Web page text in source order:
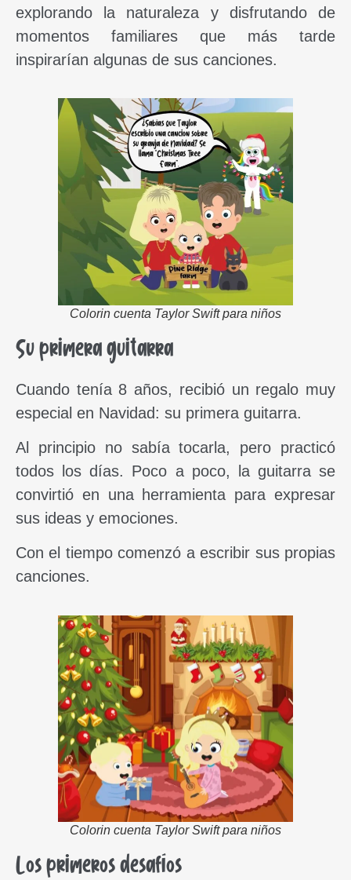
explorando la naturaleza y disfrutando de
momentos familiares que más tarde
inspirarían algunas de sus canciones.
Colorin cuenta Taylor Swift para niños
Su primera guitarra
Cuando tenía 8 años, recibió un regalo muy
especial en Navidad: su primera guitarra.
Al principio no sabía tocarla, pero practicó
todos los días. Poco a poco, la guitarra se
convirtió en una herramienta para expresar
sus ideas y emociones.
Con el tiempo comenzó a escribir sus propias
canciones.
Colorin cuenta Taylor Swift para niños
Los primeros desafíos